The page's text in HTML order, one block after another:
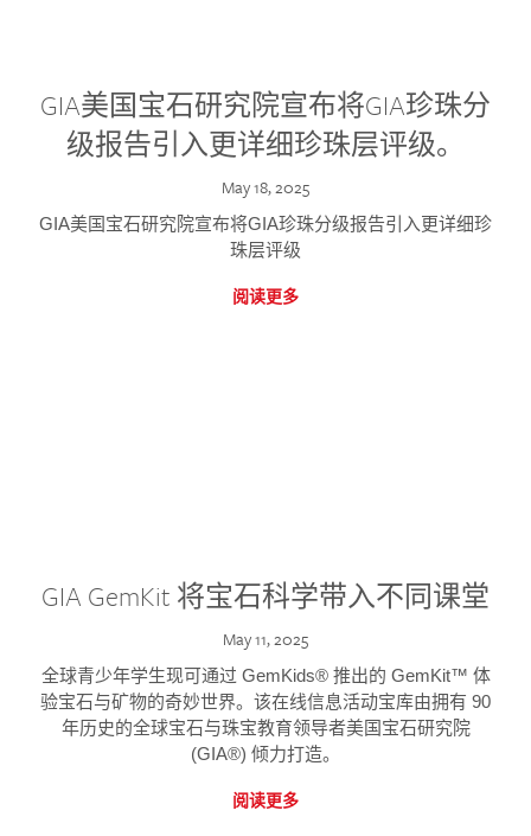
GIA美国宝石研究院宣布将GIA珍珠分
级报告引入更详细珍珠层评级。
May 18, 2025
GIA美国宝石研究院宣布将GIA珍珠分级报告引入更详细珍
珠层评级
阅读更多
GIA GemKit 将宝石科学带入不同课堂
May 11, 2025
全球青少年学生现可通过 GemKids® 推出的 GemKit™ 体
验宝石与矿物的奇妙世界。该在线信息活动宝库由拥有 90
年历史的全球宝石与珠宝教育领导者美国宝石研究院
(GIA®) 倾力打造。
阅读更多